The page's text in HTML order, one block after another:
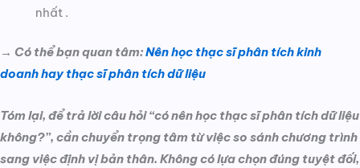
nhất .
→ Có thể bạn quan tâm:Nên học thạc sĩ phân tích kinh
doanh hay thạc sĩ phân tích dữ liệu
Tóm lại, để trả lời câu hỏi “có nên học thạc sĩ phân tích dữ liệu
không?”, cần chuyển trọng tâm từ việc so sánh chương trình
sang việc định vị bản thân. Không có lựa chọn đúng tuyệt đối,